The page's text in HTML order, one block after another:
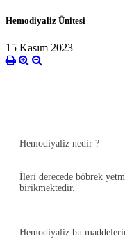
Hemodiyaliz Ünitesi
15 Kasım 2023
Hemodiyaliz nedir ?
İleri derecede böbrek
birikmektedir.
Hemodiyaliz bu